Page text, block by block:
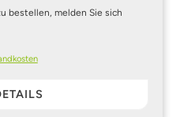
bestellen, melden Sie sich